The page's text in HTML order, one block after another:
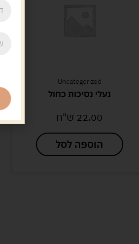
Uncategorized
נעלי נסיכות כחול
22.00 ש"ח
הוספה לסל